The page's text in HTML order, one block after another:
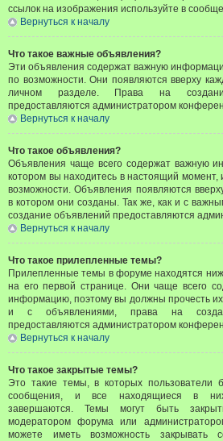
ссылок на изображения используйте в
Вернуться к началу
Что такое важные объявления?
Эти объявления содержат важную
по возможности. Они появляются вверху
личном разделе. Права на
предоставляются администратором
Вернуться к началу
Что такое объявления?
Объявления чаще всего содержат важную
котором вы находитесь в настоящий
возможности. Объявления появляются
в котором они созданы. Так же, как и с
создание объявлений предоставляются
Вернуться к началу
Что такое прилепленные темы?
Прилепленные темы в форуме находятся
на его первой странице. Они чаще всего
информацию, поэтому вы должны прочесть их
и с объявлениями, права на
предоставляются администратором
Вернуться к началу
Что такое закрытые темы?
Это такие темы, в которых пользователи
сообщения, и все находящиеся в них
завершаются. Темы могут быть
модератором форума или
можете иметь возможность